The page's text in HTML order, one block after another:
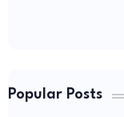
Popular Posts